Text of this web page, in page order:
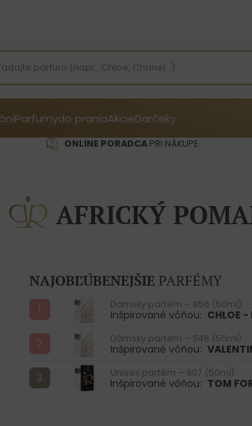
Parfumydo praniaAkcieDarčeky
ONLINE PORADCAPRI NÁKUPE
AFRICKÝ
NAJOBĽÚBENEJŠIE PARFÉMY
Dámsky parfém – 856 (50ml)
Inšpirované vôňou: CHLOE -
Dámsky parfém – 546 (50ml)
Inšpirované vôňou:
Unisex parfém – 807 (50ml)
Inšpirované vôňou: TOM